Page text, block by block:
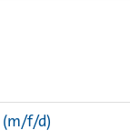
(m/f/d)